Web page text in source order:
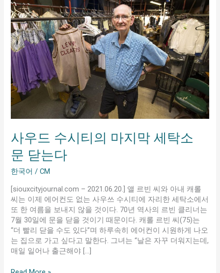
사우드 수시티의 마지막 세탁소
문 닫는다
한국어 /CM
[siouxcityjournal.com – 2021.06.20.] 앨 르빈 씨와 아내 캐롤
씨는 이제 에어컨도 없는 사우쓰 수시티에 자리한 세탁소에서
또 한 여름을 보내지 않을 것이다. 70년 역사의 르빈 클리너는
7월 30일에 문을 닫을 것이기 때문이다. 캐롤 르빈 씨(75)는
“더 빨리 닫을 수도 있다”며 하루속히 에어컨이 시원하게 나오
는 집으로 가고 싶다고 말한다. 그녀는 “날은 자꾸 더워지는데,
매일 일어나 출근해야 […]
드
수
시
티
의
마
지
막
세
탁
문
는
다